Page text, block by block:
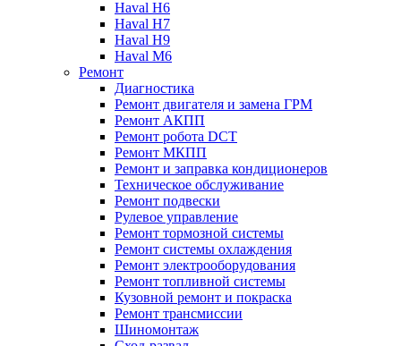
Haval H6
Haval H7
Haval H9
Haval M6
Ремонт
Диагностика
Ремонт двигателя и замена ГРМ
Ремонт АКПП
Ремонт робота DCT
Ремонт МКПП
Ремонт и заправка кондиционеров
Техническое обслуживание
Ремонт подвески
Рулевое управление
Ремонт тормозной системы
Ремонт системы охлаждения
Ремонт электрооборудования
Ремонт топливной системы
Кузовной ремонт и покраска
Ремонт трансмиссии
Шиномонтаж